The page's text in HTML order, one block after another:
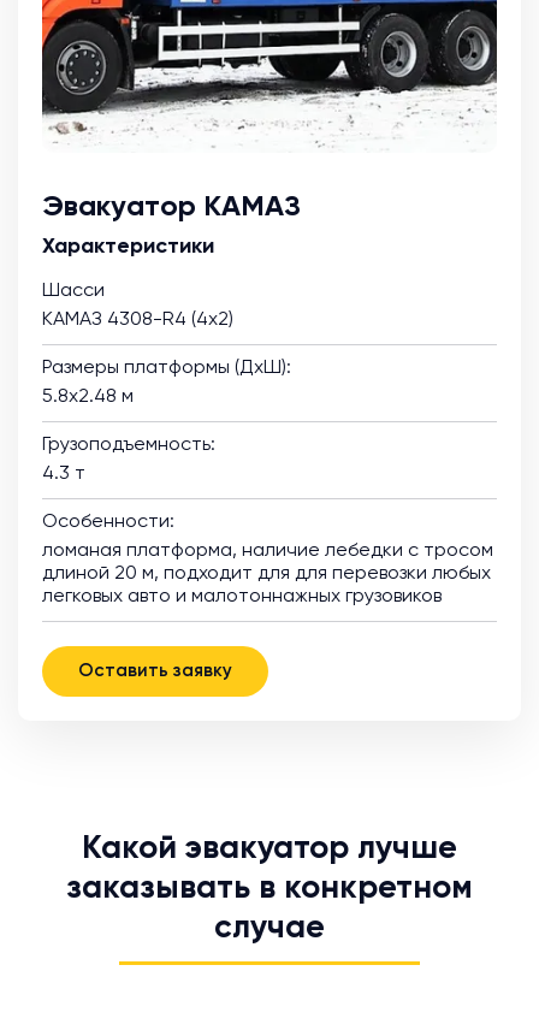
Эвакуатор КАМАЗ
Характеристики
Шасси
КАМАЗ 4308-R4 (4х2)
Размеры платформы (ДхШ):
5.8х2.48 м
Грузоподъемность:
4.3 т
Особенности:
ломаная платформа, наличие лебедки с тросом
длиной 20 м, подходит для для перевозки любых
легковых авто и малотоннажных грузовиков
Оставить заявку
Какой эвакуатор лучше
заказывать в конкретном
случае